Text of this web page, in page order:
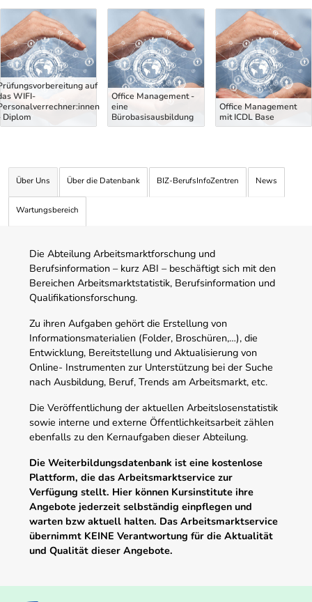
Uber Weiterbildungsvorschläge
auf
WIFI-
Diplom
Office Management -
eine
Bürobasisausbildung
Office Management
mit ICDL Base
Über Uns Über die Datenbank BIZ-BerufsInfoZentren News
Wartungsbereich
Die Abteilung Arbeitsmarktforschung und
Berufsinformation – kurz ABI – beschäftigt sich mit den
Bereichen Arbeitsmarktstatistik, Berufsinformation und
Qualifikationsforschung.
Zu ihren Aufgaben gehört die Erstellung von
Informationsmaterialien (Folder, Broschüren,…), die
Entwicklung, Bereitstellung und Aktualisierung von
Online- Instrumenten zur Unterstützung bei der Suche
nach Ausbildung, Beruf, Trends am Arbeitsmarkt, etc.
Die Veröffentlichung der aktuellen Arbeitslosenstatistik
sowie interne und externe Öffentlichkeitsarbeit zählen
ebenfalls zu den Kernaufgaben dieser Abteilung.
Die Weiterbildungsdatenbank ist eine kostenlose
Plattform, die das Arbeitsmarktservice zur
Verfügung stellt. Hier können Kursinstitute ihre
Angebote jederzeit selbständig einpflegen und
warten bzw aktuell halten. Das Arbeitsmarktservice
übernimmt KEINE Verantwortung für die Aktualität
und Qualität dieser Angebote.